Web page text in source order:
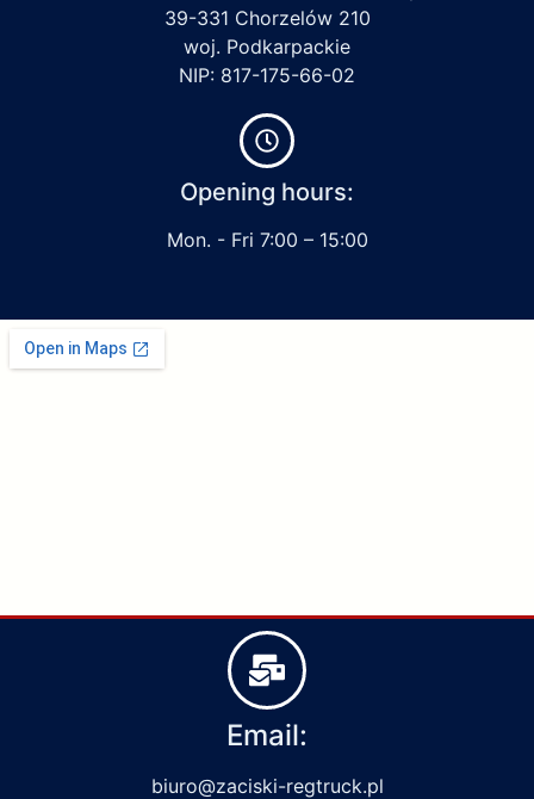
39-331 Chorzelów 210
woj. Podkarpackie
NIP: 817-175-66-02
Opening hours:
Mon. - Fri 7:00 – 15:00
Email:
biuro@zaciski-regtruck.pl